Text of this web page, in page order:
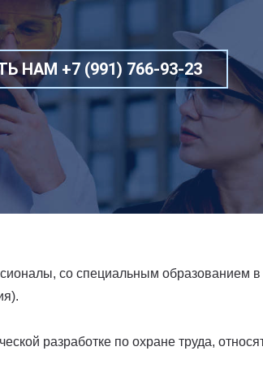
НАМ +7 (991) 766-93-23
со специальным образованием в
разработке по охране труда,